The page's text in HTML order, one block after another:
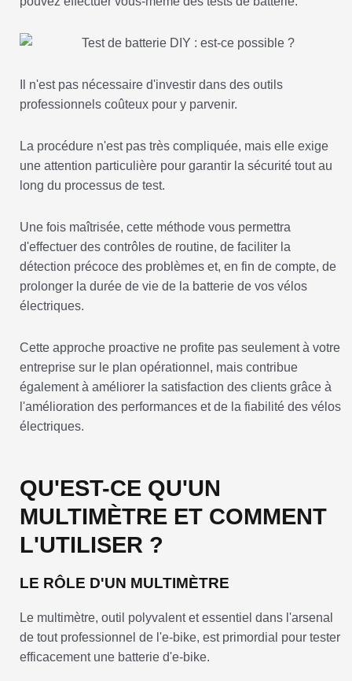
Il n'est pas nécessaire d'investir dans des outils
professionnels coûteux pour y parvenir.
La procédure n'est pas très compliquée, mais elle exige
une attention particulière pour garantir la sécurité tout au
long du processus de test.
Une fois maîtrisée, cette méthode vous permettra
d'effectuer des contrôles de routine, de faciliter la
détection précoce des problèmes et, en fin de compte, de
prolonger la durée de vie de la batterie de vos vélos
électriques.
Cette approche proactive ne profite pas seulement à votre
entreprise sur le plan opérationnel, mais contribue
également à améliorer la satisfaction des clients grâce à
l'amélioration des performances et de la fiabilité des vélos
électriques.
QU'EST-CE QU'UN
MULTIMÈTRE ET COMMENT
L'UTILISER ?
LE RÔLE D'UN MULTIMÈTRE
Le multimètre, outil polyvalent et essentiel dans l'arsenal
de tout professionnel de l'e-bike, est primordial pour tester
efficacement une batterie d'e-bike.